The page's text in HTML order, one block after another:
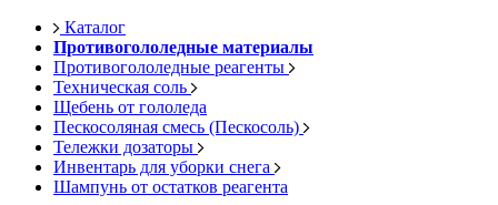
Каталог
Противогололедные материалы
Противогололедные реагенты
Техническая соль
Щебень от гололеда
Пескосоляная смесь (Пескосоль)
Тележки дозаторы
Инвентарь для уборки снега
Шампунь от остатков реагента